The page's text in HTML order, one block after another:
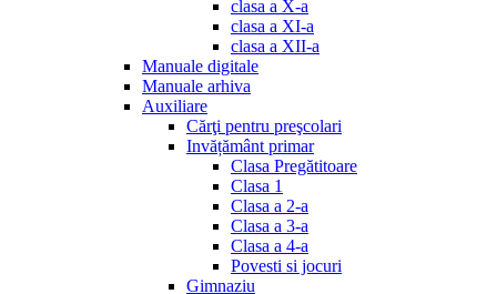
clasa a X-a
clasa a XI-a
clasa a XII-a
Manuale digitale
Manuale arhiva
Auxiliare
Cărţi pentru preşcolari
Invățământ primar
Clasa Pregătitoare
Clasa 1
Clasa a 2-a
Clasa a 3-a
Clasa a 4-a
Povesti si jocuri
Gimnaziu